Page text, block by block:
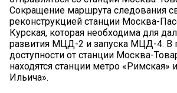
Сокращение маршрута следования
реконструкцией станции Москва-
Курская, которая необходима для
развития МЦД-2 и запуска МЦД-4. В
доступности от станции Москва-
находятся станции метро «Римская»
Ильича».